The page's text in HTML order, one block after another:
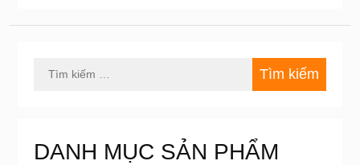
kiếm
DANH MỤC SẢN PHẨM